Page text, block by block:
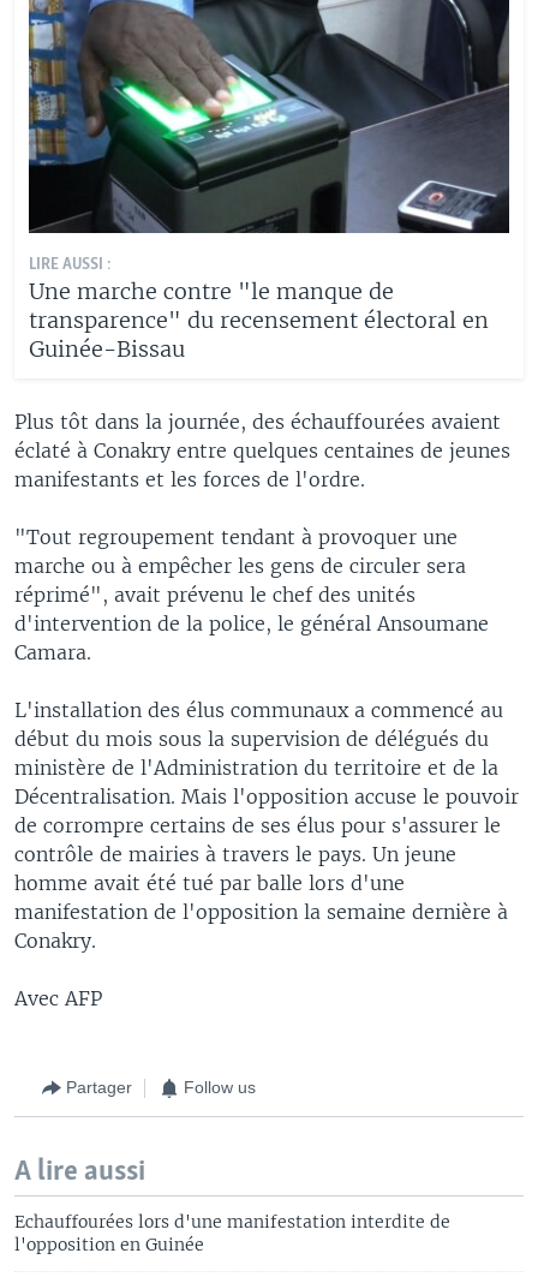
LIRE AUSSI :
Une marche contre "le manque de
transparence" du recensement électoral en
Guinée-Bissau
Plus tôt dans la journée, des échauffourées avaient
éclaté à Conakry entre quelques centaines de jeunes
manifestants et les forces de l'ordre.
"Tout regroupement tendant à provoquer une
marche ou à empêcher les gens de circuler sera
réprimé", avait prévenu le chef des unités
d'intervention de la police, le général Ansoumane
Camara.
L'installation des élus communaux a commencé au
début du mois sous la supervision de délégués du
ministère de l'Administration du territoire et de la
Décentralisation. Mais l'opposition accuse le pouvoir
de corrompre certains de ses élus pour s'assurer le
contrôle de mairies à travers le pays. Un jeune
homme avait été tué par balle lors d'une
manifestation de l'opposition la semaine dernière à
Conakry.
Avec AFP
Partager Follow us
A lire aussi
Echauffourées lors d'une manifestation interdite de
l'opposition en Guinée